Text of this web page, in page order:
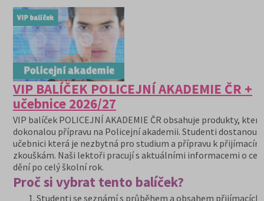
VIP BALÍČEK POLICEJNÍ AKADEMIE ČR +
učebnice 2026/27
VIP balíček POLICEJNÍ AKADEMIE ČR obsahuje produkty,
dokonalou přípravu na Policejní akademii. Studenti dostanou
učebnici která je nezbytná pro studium a přípravu k přijímacím
zkouškám. Naši lektoři pracují s aktuálními informacemi o
dění po celý školní rok.
Proč si vybrat tento balíček?
Studenti se seznámí s průběhem a obsahem přijímacích